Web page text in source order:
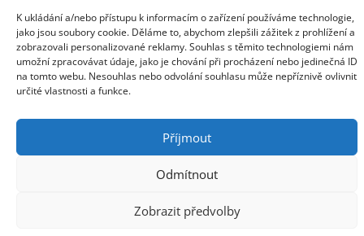
K ukládání a/nebo přístupu k informacím o zařízení používáme technologie,
jako jsou soubory cookie. Děláme to, abychom zlepšili zážitek z prohlížení a
zobrazovali personalizované reklamy. Souhlas s těmito technologiemi nám
umožní zpracovávat údaje, jako je chování při procházení nebo jedinečná ID
na tomto webu. Nesouhlas nebo odvolání souhlasu může nepříznivě ovlivnit
určité vlastnosti a funkce.
Příjmout
Odmítnout
Zobrazit předvolby
erik.leo@zebra.cz
Pobočka Adriatic
+385 99 3241 770 (HR) +381 61 6231 777
(SRB)